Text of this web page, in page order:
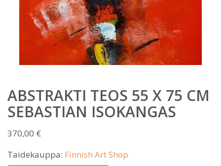
ABSTRAKTI TEOS 55 X 75 CM
SEBASTIAN ISOKANGAS
370,00 €
Taidekauppa: Finnish Art Shop